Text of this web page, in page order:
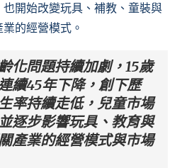
開始改變玩具、補教、童裝與
的經營模式。
化問題持續加劇，15歲
續45年下降，創下歷
率持續走低，兒童市場
逐步影響玩具、教育與
產業的經營模式與市場